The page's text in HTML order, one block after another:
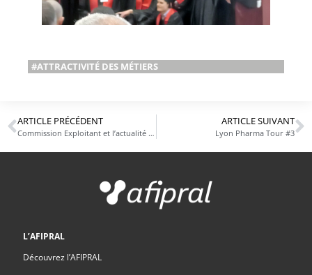
#ATTRACTIVITÉ DES MÉTIERS
ARTICLE PRÉCÉDENT
Commission Exploitant et l’actualité réglementaire
ARTICLE SUIVANT
Lyon Pharma Tour #3
L’AFIPRAL
Découvrez l’AFIPRAL